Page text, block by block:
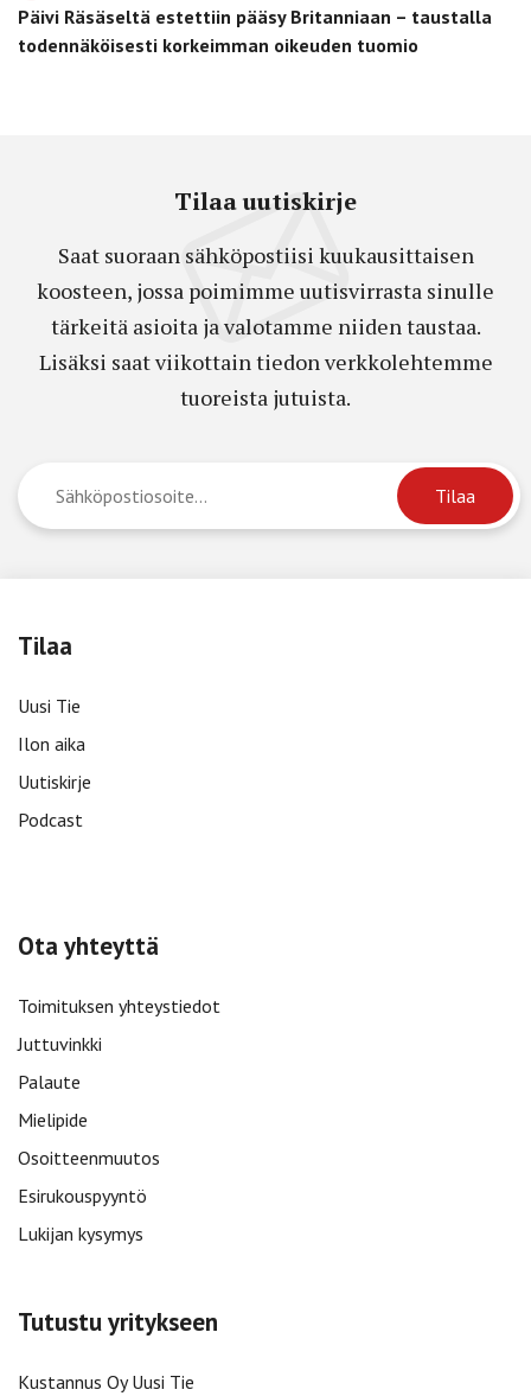
Päivi Räsäseltä estettiin pääsy Britanniaan – taustalla
todennäköisesti korkeimman oikeuden tuomio
Tilaa uutiskirje
Saat suoraan sähköpostiisi kuukausittaisen
koosteen, jossa poimimme uutisvirrasta sinulle
tärkeitä asioita ja valotamme niiden taustaa.
Lisäksi saat viikottain tiedon verkkolehtemme
tuoreista jutuista.
Tilaa
Uusi Tie
Ilon aika
Uutiskirje
Podcast
Ota yhteyttä
Toimituksen yhteystiedot
Juttuvinkki
Palaute
Mielipide
Osoitteenmuutos
Esirukouspyyntö
Lukijan kysymys
Tutustu yritykseen
Kustannus Oy Uusi Tie